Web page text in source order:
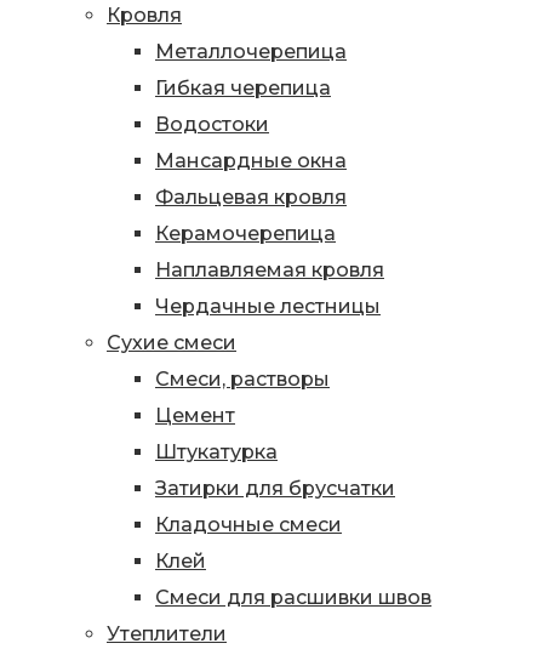
Кровля
Металлочерепица
Гибкая черепица
Водостоки
Мансардные окна
Фальцевая кровля
Керамочерепица
Наплавляемая кровля
Чердачные лестницы
Сухие смеси
Смеси, растворы
Цемент
Штукатурка
Затирки для брусчатки
Кладочные смеси
Клей
Смеси для расшивки швов
Утеплители